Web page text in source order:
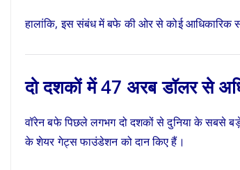
हालांकि, इस संबंध में बफे की ओर से कोई आधिकारिक
दो दशकों में 47 अरब डॉलर से
वॉरेन बफे पिछले लगभग दो दशकों से दुनिया के सबसे बड़े
के शेयर गेट्स फाउंडेशन को दान किए हैं।